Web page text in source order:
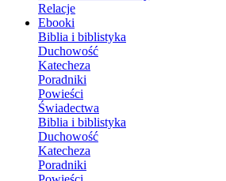
Relacje
Ebooki
Biblia i biblistyka
Duchowość
Katecheza
Poradniki
Powieści
Świadectwa
Biblia i biblistyka
Duchowość
Katecheza
Poradniki